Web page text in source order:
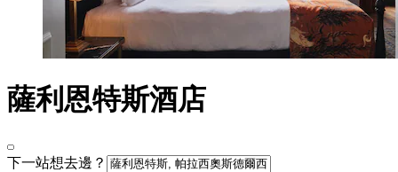
薩利恩特斯酒店
下一站想去邊？